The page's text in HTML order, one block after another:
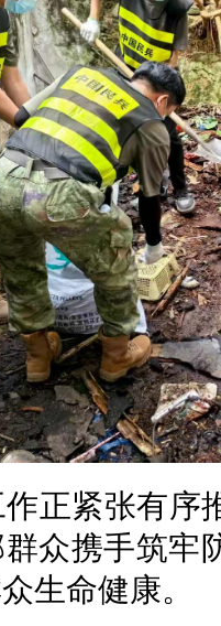
正紧张有序
众携手筑牢
生命健康。